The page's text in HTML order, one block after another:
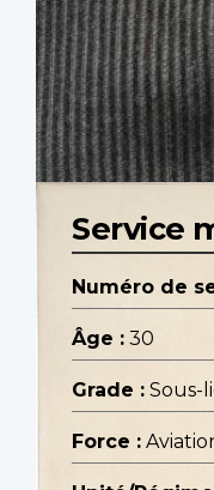
Service
Numéro de
Âge : 30
Grade : Sous-
Force :